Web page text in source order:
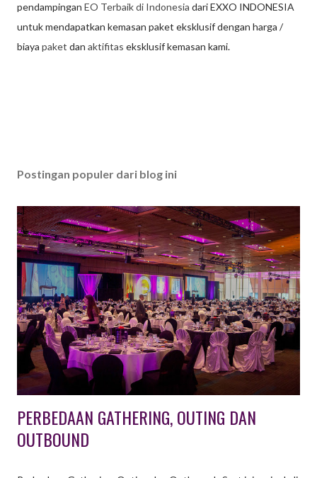
pendampingan EO Terbaik di Indonesia dari EXXO INDONESIA
untuk mendapatkan kemasan paket eksklusif dengan harga /
biaya paket dan aktifitas eksklusif kemasan kami.
Postingan populer dari blog ini
PERBEDAAN GATHERING, OUTING DAN
OUTBOUND